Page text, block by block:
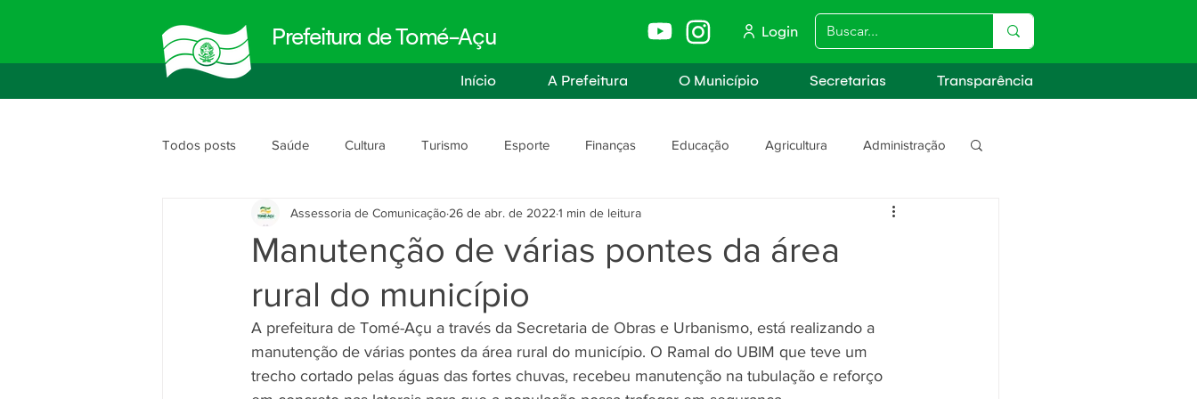
Prefeitura de Tomé-Açu Login
Início A Prefeitura O Município Secretarias Transparência
Todos posts Saúde Cultura Turismo Esporte Finanças Educação Agricultura Administração
Meio Ambiente Obras e Urbanismo Assistência Social e Trabalho
Planejamento e Gestão segurança Segurança Pública
Manutenção de várias pontes da área
rural do município
Assessoria de Comunicação 26 de abr. de 2022 1 min de leitura
A prefeitura de Tomé-Açu a través da Secretaria de Obras e Urbanismo, está realizando a
manutenção de várias pontes da área rural do município. O Ramal do UBIM que teve um
trecho cortado pelas águas das fortes chuvas, recebeu manutenção na tubulação e reforço